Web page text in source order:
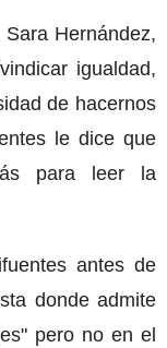
Hernández,
igualdad,
de hacernos
le dice que
para leer la
antes de
donde admite
pero no en el